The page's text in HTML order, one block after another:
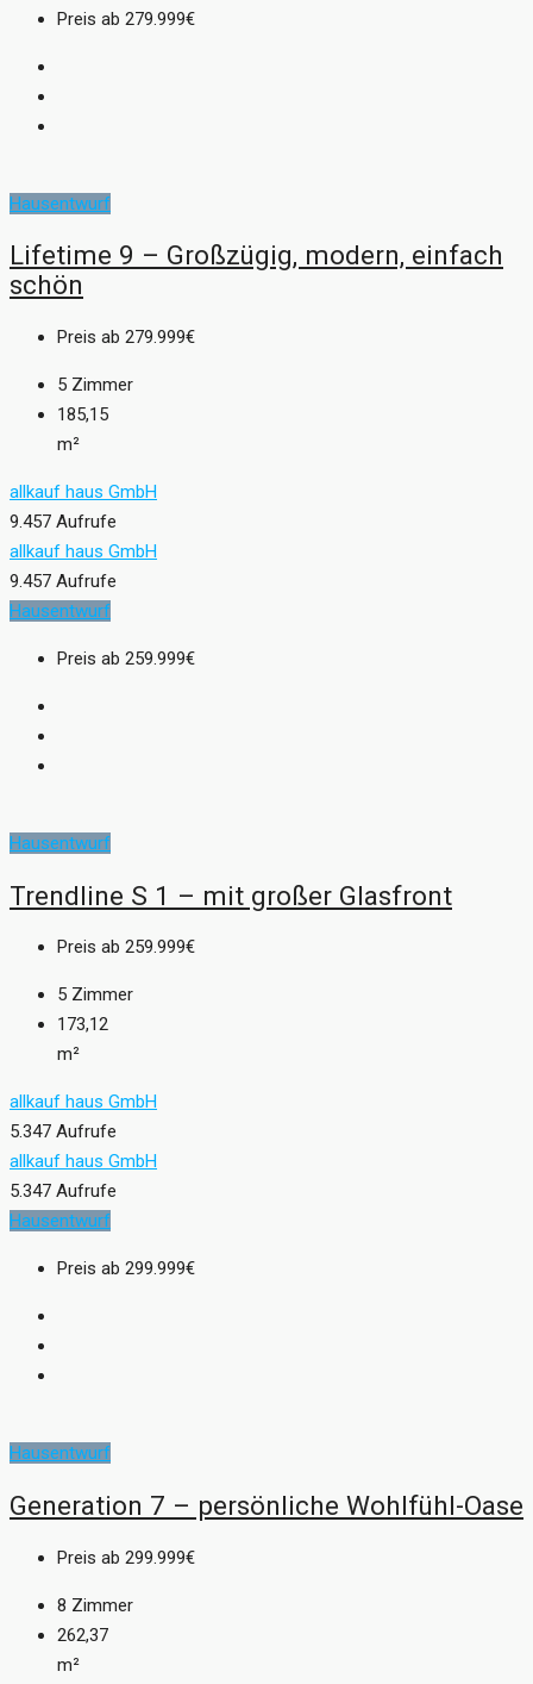
Preis ab 279.999€
Hausentwurf
Lifetime 9 – Großzügig, modern, einfach
schön
Preis ab 279.999€
5 Zimmer
185,15
m²
allkauf haus GmbH
9.457 Aufrufe
allkauf haus GmbH
9.457 Aufrufe
Hausentwurf
Preis ab 259.999€
Hausentwurf
Trendline S 1 – mit großer Glasfront
Preis ab 259.999€
5 Zimmer
173,12
m²
allkauf haus GmbH
5.347 Aufrufe
allkauf haus GmbH
5.347 Aufrufe
Hausentwurf
Preis ab 299.999€
Hausentwurf
Generation 7 – persönliche Wohlfühl-Oase
Preis ab 299.999€
8 Zimmer
262,37
m²